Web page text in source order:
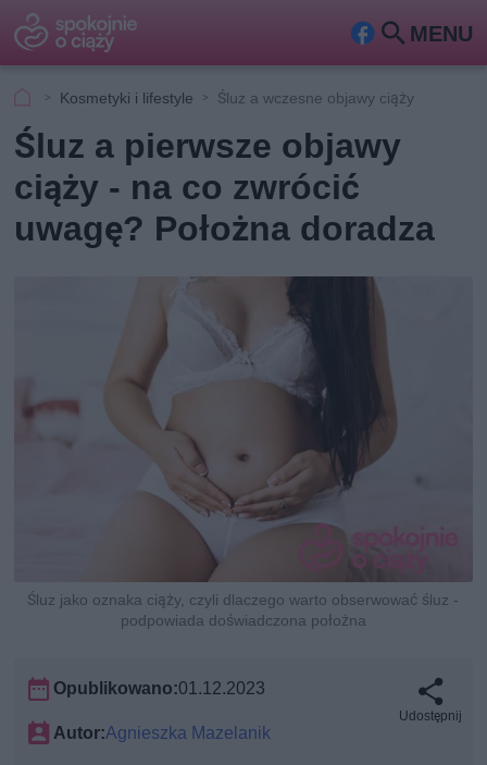
MENU
Fa
ook
Szu
kaj
Kosmetyki i lifestyle Śluz a wczesne objawy ciąży
Śluz a pierwsze objawy
ciąży - na co zwrócić
uwagę? Położna doradza
Śluz jako oznaka ciąży, czyli dlaczego warto obserwować śluz -
podpowiada doświadczona położna
Opublikowano:01.12.2023
Autor:Agnieszka Mazelanik
Udostępnij